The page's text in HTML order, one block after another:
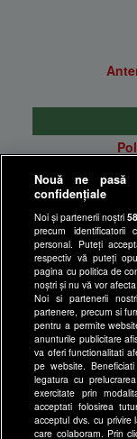
Nouă ne pasă
confidențiale
Noi și partenerii noștri
precum identificatorii
personal. Puteți
respectiv vă puteți
pagina cu politica de
noștri și nu vă vor afecta
Noi si partenerii
partenere, precum si
pentru a permite
anunturile publicitare
va oferi functionalitati
pe website.
legatura cu
exercitate prin
acceptati folosirea
acceptul dvs. cu privire
care colaboram. Prin